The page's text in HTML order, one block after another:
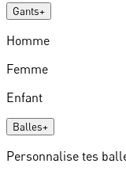
Gants+
Homme
Femme
Enfant
Balles+
Personnalise tes